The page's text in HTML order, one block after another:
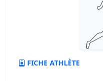
FICHE ATHLÈTE